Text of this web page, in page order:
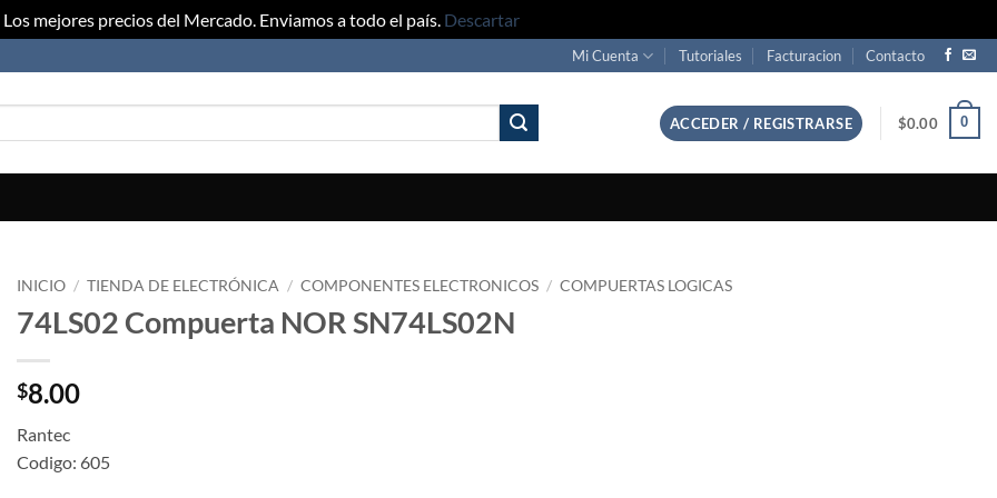
Los mejores precios del Mercado. Enviamos a todo el país. Descartar
Mi Cuenta Tutoriales Facturacion Contacto
ACCEDER / REGISTRARSE $0.00 0
INICIO / TIENDA DE ELECTRÓNICA / COMPONENTES ELECTRONICOS / COMPUERTAS LOGICAS
74LS02 Compuerta NOR SN74LS02N
$8.00
Rantec
Codigo: 605